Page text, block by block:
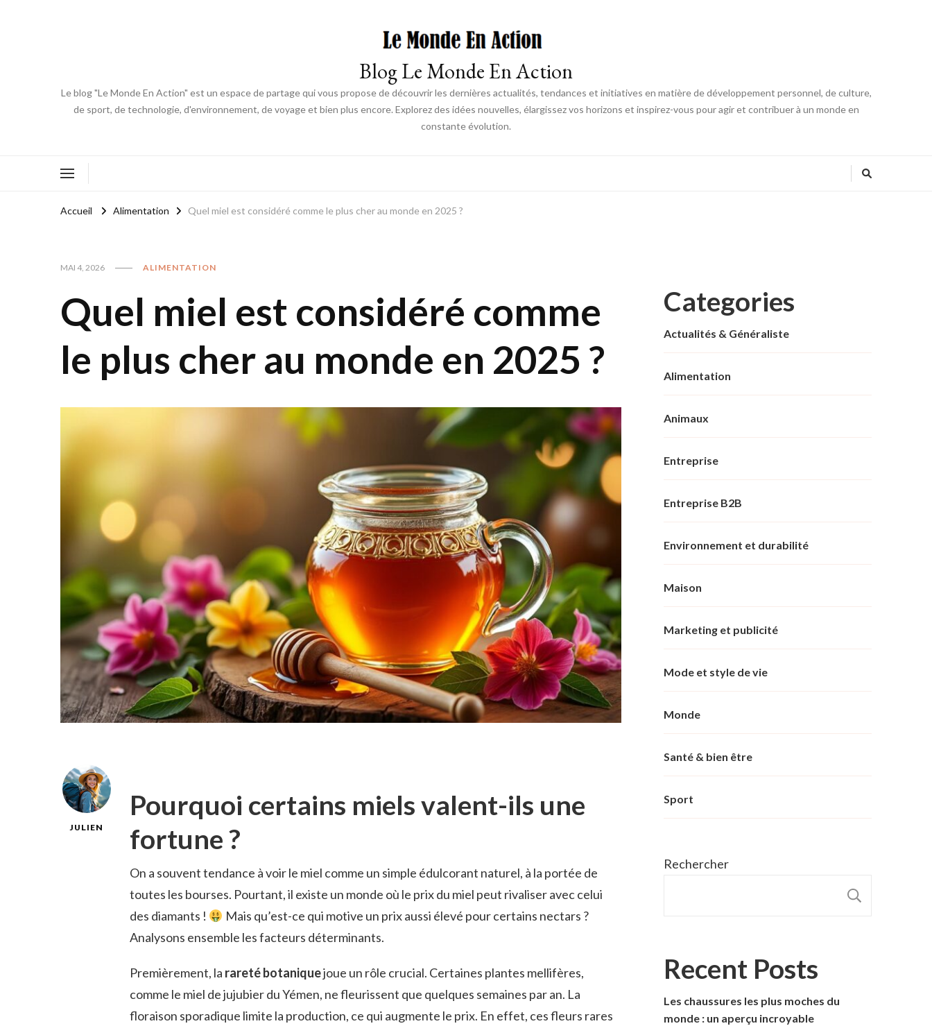
Blog Le Monde En Action
Le blog "Le Monde En Action" est un espace de partage qui vous propose de découvrir les dernières actualités, tendances et initiatives en matière de développement personnel, de culture,
de sport, de technologie, d'environnement, de voyage et bien plus encore. Explorez des idées nouvelles, élargissez vos horizons et inspirez-vous pour agir et contribuer à un monde en
constante évolution.
Accueil Alimentation Quel miel est considéré comme le plus cher au monde en 2025 ?
MAI 4, 2026 ALIMENTATION
Quel miel est considéré comme
le plus cher au monde en 2025 ?
JULIEN
Pourquoi certains miels valent-ils une
fortune ?
On a souvent tendance à voir le miel comme un simple édulcorant naturel, à la portée de
toutes les bourses. Pourtant, il existe un monde où le prix du miel peut rivaliser avec celui
des diamants !
Mais qu’est-ce qui motive un prix aussi élevé pour certains nectars ?
Analysons ensemble les facteurs déterminants.
Premièrement, la rareté botaniquejoue un rôle crucial. Certaines plantes mellifères,
comme le miel de jujubier du Yémen, ne fleurissent que quelques semaines par an. La
floraison sporadique limite la production, ce qui augmente le prix. En effet, ces fleurs rares
Categories
Actualités & Généraliste
Alimentation
Animaux
Entreprise
Entreprise B2B
Environnement et durabilité
Maison
Marketing et publicité
Mode et style de vie
Monde
Santé & bien être
Sport
Rechercher
Recent Posts
Les chaussures les plus moches du
monde : un aperçu incroyable